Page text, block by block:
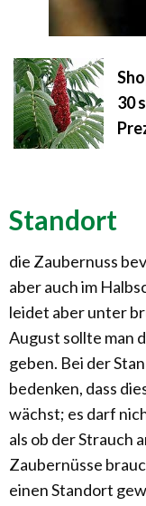
30
Standort
die Zaubernuss
aber auch im
leidet aber unter
August sollte man
geben. Bei der
bedenken, dass
wächst; es darf
als ob der Strauch
Zaubernüsse
einen Standort